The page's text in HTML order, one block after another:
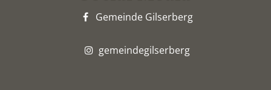
Gemeinde Gilserberg
gemeindegilserberg